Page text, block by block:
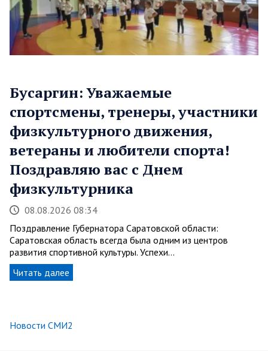
Бусаргин: Уважаемые
спортсмены, тренеры, участники
физкультурного движения,
ветераны и любители спорта!
Поздравляю вас с Днем
физкультурника
08.08.2026 08:34
Поздравление Губернатора Саратовской области:
Саратовская область всегда была одним из центров
развития спортивной культуры. Успехи…
Читать далее
Новости СМИ2